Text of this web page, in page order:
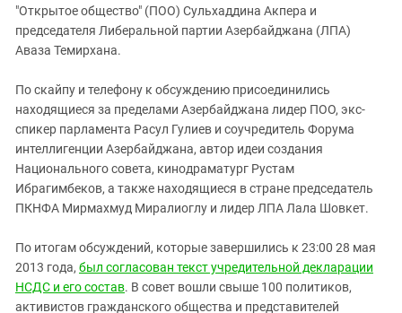
"Открытое общество" (ПОО) Сульхаддина Акпера и
председателя Либеральной партии Азербайджана (ЛПА)
Аваза Темирхана.
По скайпу и телефону к обсуждению присоединились
находящиеся за пределами Азербайджана лидер ПОО, экс-
спикер парламента Расул Гулиев и соучредитель Форума
интеллигенции Азербайджана, автор идеи создания
Национального совета, кинодраматург Рустам
Ибрагимбеков, а также находящиеся в стране председатель
ПКНФА Мирмахмуд Миралиоглу и лидер ЛПА Лала Шовкет.
По итогам обсуждений, которые завершились к 23:00 28 мая
2013 года, был согласован текст учредительной декларации
НСДС и его состав. В совет вошли свыше 100 политиков,
активистов гражданского общества и представителей